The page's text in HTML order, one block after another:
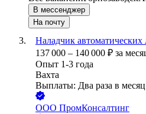
В мессенджер
На почту
Наладчик
137 000 – 140 000 ₽ за
Опыт 1-3 года
Вахта
Выплаты: Два раза в месяц
ООО ПромКонсалтинг